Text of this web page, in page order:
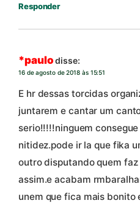
Responder
*paulodisse:
16 de agosto de 2018 às 15:51
E hr dessas torcidas
juntarem e cantar um
serio!!!!!ninguem
nitidez.pode ir la que fika
outro disputando quem
assim.e acabam
unem que fica mais bonito